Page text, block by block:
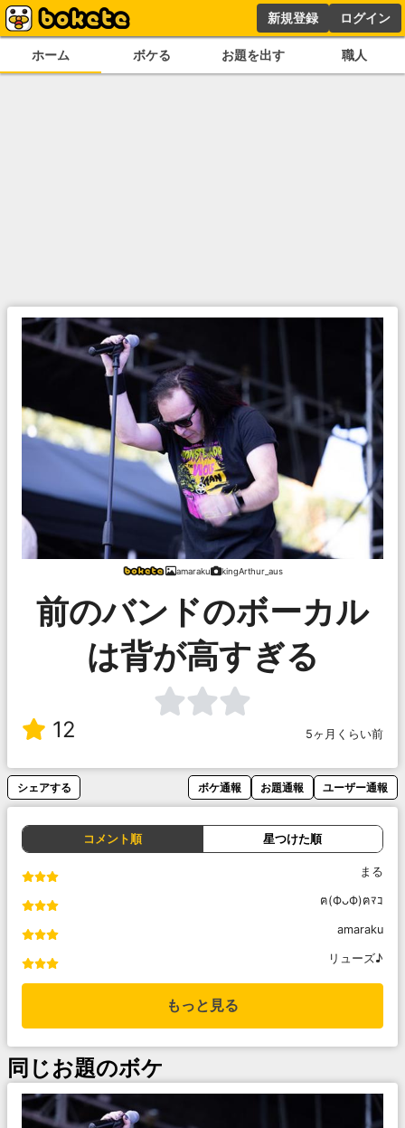
新規登録 ログイン
ホーム ボケる お題を出す 職人
amaraku kingArthur_aus
前のバンドのボーカル
は背が高すぎる
12 5ヶ月くらい前
シェアする ボケ通報 お題通報 ユーザー通報
コメント順 星つけた順
まる
ฅ(ФᴗФ)ฅﾏｺ
amaraku
リューズ♪
もっと見る
同じお題のボケ